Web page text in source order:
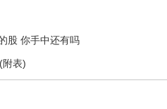
股 你手中还有吗
附表)